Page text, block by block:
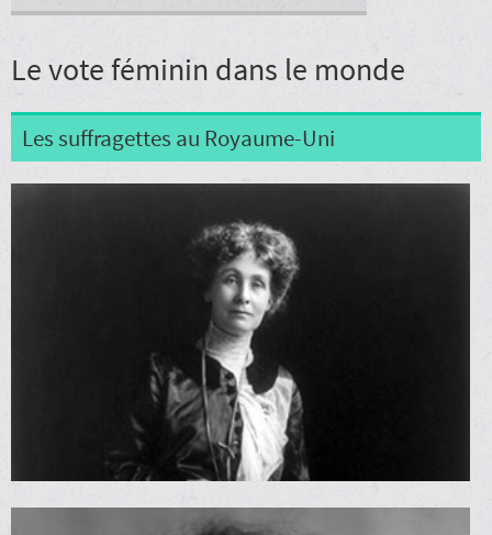
Le vote féminin dans le monde
Les suffragettes au Royaume-Uni